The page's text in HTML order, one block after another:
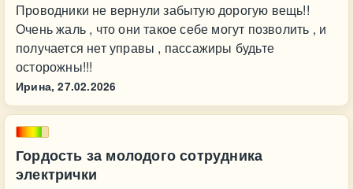
Проводники не вернули забытую дорогую вещь!!
Очень жаль , что они такое себе могут позволить , и
получается нет управы , пассажиры будьте
осторожны!!!
Ирина, 27.02.2026
Гордость за молодого сотрудника
электрички